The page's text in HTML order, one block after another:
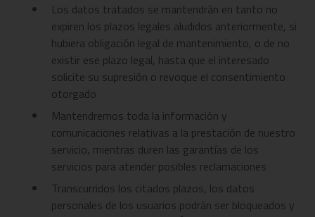
Los datos tratados se mantendrán en tanto no
expiren los plazos legales aludidos anteriormente, si
hubiera obligación legal de mantenimiento, o de no
existir ese plazo legal, hasta que el interesado
solicite su supresión o revoque el consentimiento
otorgado
Mantendremos toda la información y
comunicaciones relativas a la prestación de nuestro
servicio, mientras duren las garantías de los
servicios para atender posibles reclamaciones
Transcurridos los citados plazos, los datos
personales de los usuarios podrán ser bloqueados y